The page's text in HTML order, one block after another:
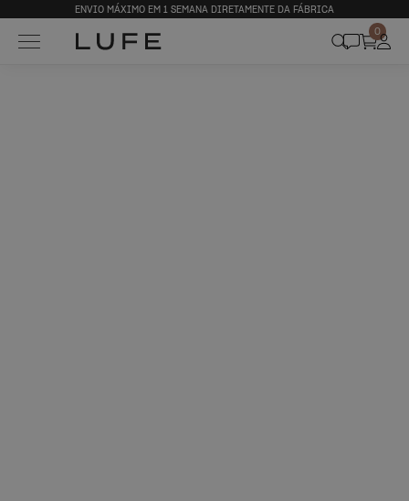
ENVIO MÁXIMO EM 1 SEMANA DIRETAMENTE DA FÁBRICA
0